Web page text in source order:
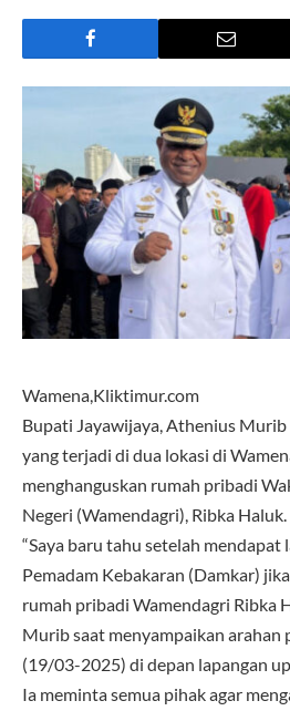
Wamena,Kliktimur.com
Bupati Jayawijaya, Athenius Murib
yang terjadi di dua lokasi di
menghanguskan rumah pribadi
Negeri (Wamendagri), Ribka Haluk.
“Saya baru tahu setelah
Pemadam Kebakaran (Damkar)
rumah pribadi Wamendagri Ribka
Murib saat menyampaikan arahan
(19/03-2025) di depan lapangan
Ia meminta semua pihak agar